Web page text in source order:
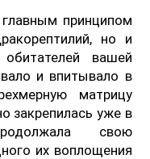
главным принципом
но и
вашей
и впитывало в
матрицу
закрепилась уже в
свою
их воплощения